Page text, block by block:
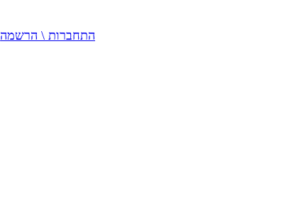
התחברות \ הרשמה